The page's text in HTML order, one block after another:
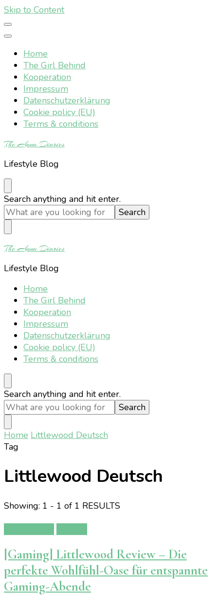
Skip to Content
Home
The Girl Behind
Kooperation
Impressum
Datenschutzerklärung
Cookie policy (EU)
Terms & conditions
The Anna Diaries
Lifestyle Blog
Looking
for
Something?
Search anything and hit enter.
The Anna Diaries
Lifestyle Blog
Home
The Girl Behind
Kooperation
Impressum
Datenschutzerklärung
Cookie policy (EU)
Terms & conditions
Looking
for
Something?
Search anything and hit enter.
Home Littlewood Deutsch
Tag
Littlewood Deutsch
Showing: 1 - 1 of 1 RESULTS
[Gaming] Littlewood Review – Die
perfekte Wohlfühl-Oase für entspannte
Gaming-Abende